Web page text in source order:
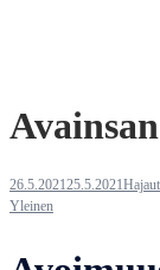
26.5.202125.5.2021
Yleinen